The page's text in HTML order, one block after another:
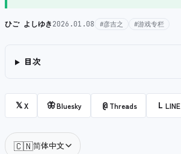
ひご よしゆき2026.01.08 #彦吉之 #游戏专栏
目次
𝕏X 🦋Bluesky @ Threads L LINE
🇨🇳简体中文